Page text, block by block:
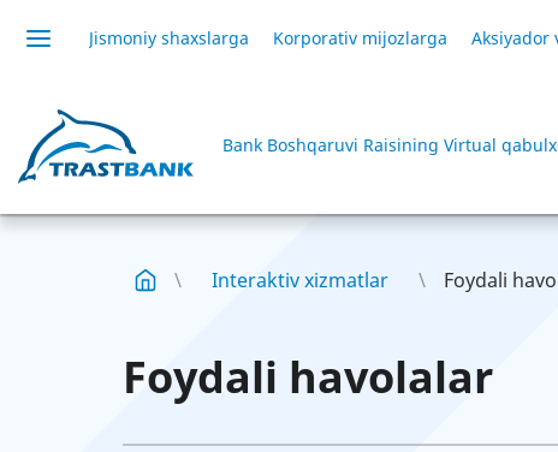
Jismoniy shaxslarga Korporativ mijozlarga Aksiyador
Bank Boshqaruvi Raisining Virtual
Interaktiv xizmatlar Foydali
Foydali havolalar